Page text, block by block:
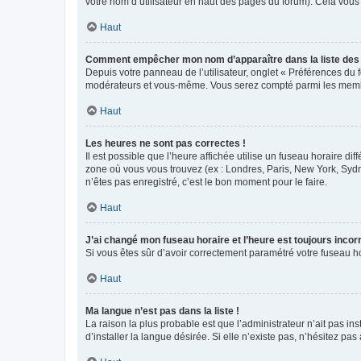
Haut
Comment empêcher mon nom d’apparaître dans la liste
Depuis votre panneau de l’utilisateur, onglet « Préférences du
modérateurs et vous-même. Vous serez compté parmi les
Haut
Les heures ne sont pas correctes !
Il est possible que l’heure affichée utilise un fuseau horaire
zone où vous vous trouvez (ex : Londres, Paris, New York,
n’êtes pas enregistré, c’est le bon moment pour le faire.
Haut
J’ai changé mon fuseau horaire et l’heure est toujours
Si vous êtes sûr d’avoir correctement paramétré votre fuseau
Haut
Ma langue n’est pas dans la liste !
La raison la plus probable est que l’administrateur n’ait pas
d’installer la langue désirée. Si elle n’existe pas, n’hésitez